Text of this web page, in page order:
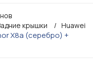
крышки Huawei
X8a (серебро) +